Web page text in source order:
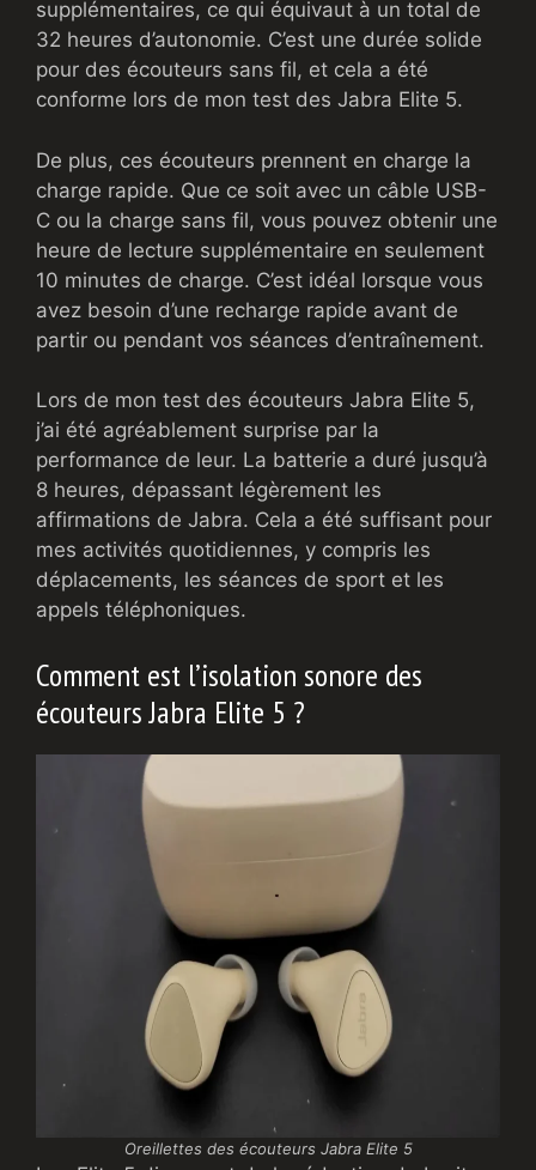
supplémentaires, ce qui équivaut à un total de
32 heures d’autonomie. C’est une durée solide
pour des écouteurs sans fil, et cela a été
conforme lors de mon test des Jabra Elite 5.
De plus, ces écouteurs prennent en charge la
charge rapide. Que ce soit avec un câble USB-
C ou la charge sans fil, vous pouvez obtenir une
heure de lecture supplémentaire en seulement
10 minutes de charge. C’est idéal lorsque vous
avez besoin d’une recharge rapide avant de
partir ou pendant vos séances d’entraînement.
Lors de mon test des écouteurs Jabra Elite 5,
j’ai été agréablement surprise par la
performance de leur. La batterie a duré jusqu’à
8 heures, dépassant légèrement les
affirmations de Jabra. Cela a été suffisant pour
mes activités quotidiennes, y compris les
déplacements, les séances de sport et les
appels téléphoniques.
Comment est l’isolation sonore des
écouteurs Jabra Elite 5 ?
Oreillettes des écouteurs Jabra Elite 5